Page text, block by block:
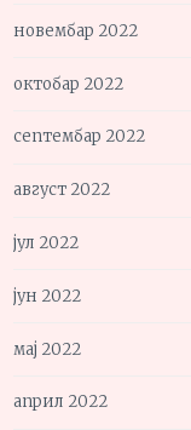
новембар 2022
октобар 2022
септембар 2022
август 2022
јул 2022
јун 2022
мај 2022
април 2022